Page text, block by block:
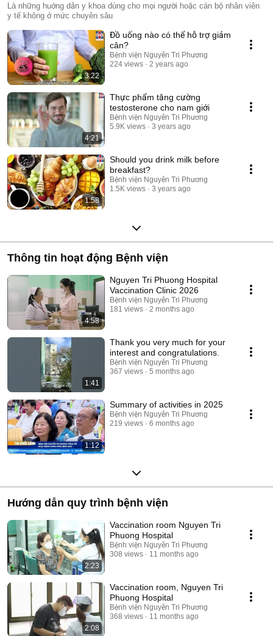
Là những huớng dẫn y khoa dùng cho mọi người hoặc cán bộ nhân viên
y tế không ở mức chuyên sâu
3:22
Đồ uống nào có thể hỗ trợ giảm
cân?
Bệnh viện Nguyễn Tri Phương
224 views
2 years ago
4:21
Thực phẩm tăng cường
testosterone cho nam giới
Bệnh viện Nguyễn Tri Phương
5.9K views
3 years ago
1:58
Should you drink milk before
breakfast?
Bệnh viện Nguyễn Tri Phương
1.5K views
3 years ago
Thông tin hoạt động Bệnh viện
4:58
Nguyen Tri Phuong Hospital
Vaccination Clinic 2026
Bệnh viện Nguyễn Tri Phương
181 views
2 months ago
1:41
Thank you very much for your
interest and congratulations.
Bệnh viện Nguyễn Tri Phương
367 views
5 months ago
1:12
Summary of activities in 2025
Bệnh viện Nguyễn Tri Phương
219 views
6 months ago
Hướng dẫn quy trình bệnh viện
2:23
Vaccination room Nguyen Tri
Phuong Hospital
Bệnh viện Nguyễn Tri Phương
308 views
11 months ago
2:08
Vaccination room, Nguyen Tri
Phuong Hospital
Bệnh viện Nguyễn Tri Phương
368 views
11 months ago